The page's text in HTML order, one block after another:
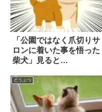
「公園ではなく爪切りサ
ロンに着いた事を悟った
柴犬」見ると…
どうぶつ